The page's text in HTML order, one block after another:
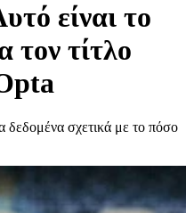
είναι το
τον τίτλο
δεδομένα σχετικά με το πόσο